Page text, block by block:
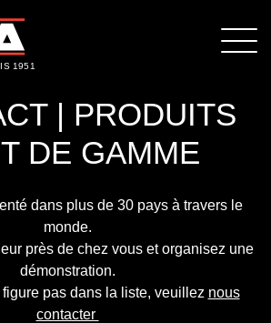
1951
| PRODUITS
DE GAMME
dans plus de 30 pays à travers le
monde.
près de chez vous et organisez une
démonstration.
pas dans la liste, veuillez nous
contacter